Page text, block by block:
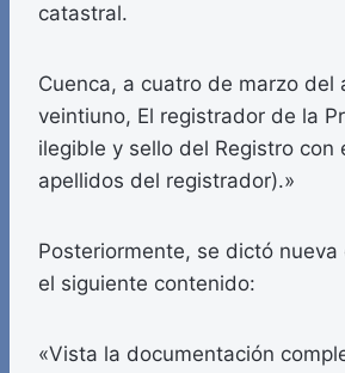
catastral.
Cuenca, a cuatro de marzo del
veintiuno, El registrador de la
ilegible y sello del Registro con
apellidos del registrador).»
Posteriormente, se dictó nueva
el siguiente contenido:
«Vista la documentación